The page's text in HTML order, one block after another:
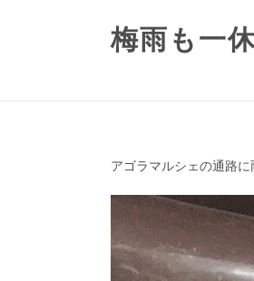
梅雨も一
アゴラマルシェの通路に